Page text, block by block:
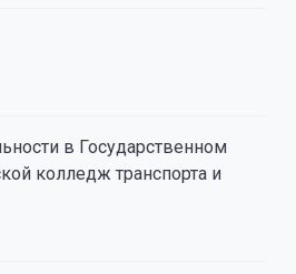
в Государственном
колледж транспорта и